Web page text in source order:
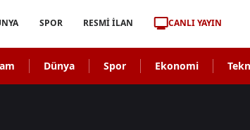
SPOR RESMİ İLAN CANLI YAYIN
Dünya Spor Ekonomi